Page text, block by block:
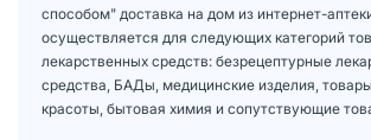
способом" доставка на дом из интернет-
осуществляется для следующих категорий
лекарственных средств: безрецептурные
средства, БАДы, медицинские изделия,
красоты, бытовая химия и сопутствующие